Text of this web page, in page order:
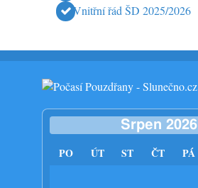
Vnitřní řád ŠD 2025/2026
Srpen 2026
PO ÚT ST ČT PÁ